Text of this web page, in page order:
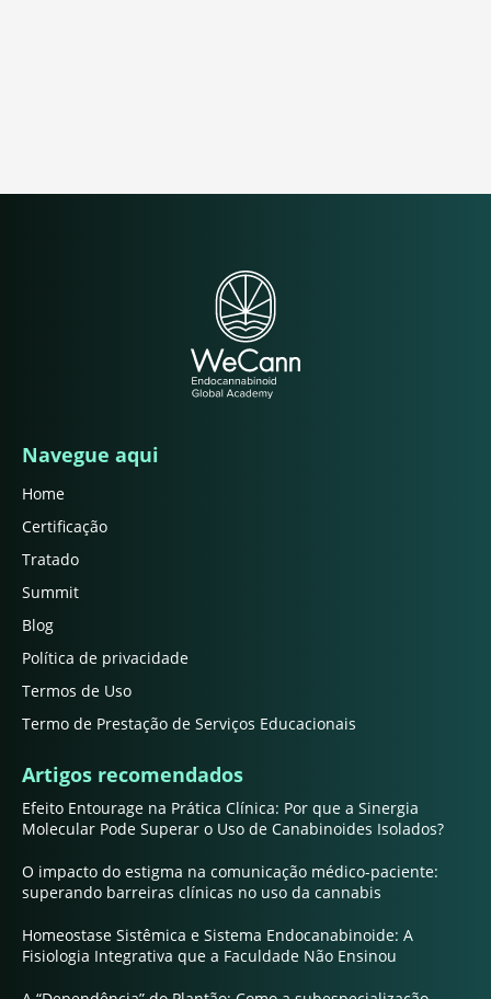
Navegue aqui
Home
Certificação
Tratado
Summit
Blog
Política de privacidade
Termos de Uso
Termo de Prestação de Serviços Educacionais
Artigos recomendados
Efeito Entourage na Prática Clínica: Por que a Sinergia
Molecular Pode Superar o Uso de Canabinoides Isolados?
O impacto do estigma na comunicação médico-paciente:
superando barreiras clínicas no uso da cannabis
Homeostase Sistêmica e Sistema Endocanabinoide: A
Fisiologia Integrativa que a Faculdade Não Ensinou